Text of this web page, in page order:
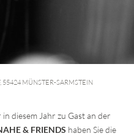
MÜNSTER-SARMSTEIN
diesem Jahr zu Gast an der
& FRIENDS haben Sie die